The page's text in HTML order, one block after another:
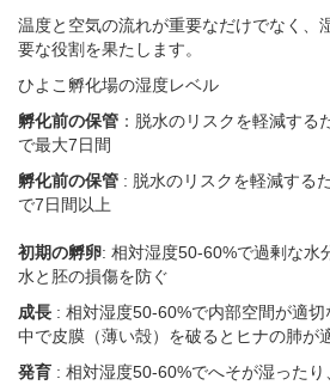
温度と空気の流れが重要なだけでなく、
要な役割を果たします。
ひよこ孵化場の湿度レベル
孵化前の保管 ：脱水のリスクを軽減す
で最大7日間
孵化前の保管 : 脱水のリスクを軽減する
で7日間以上
初期の孵卵: 相対湿度50-60%で過剰な水
水と胚の損傷を防ぐ
成長 : 相対湿度50-60%で内部空間が適
中で皮膜（薄い殻）を破るとヒナの肺が
発育 : 相対湿度50-60%でへそが湿った